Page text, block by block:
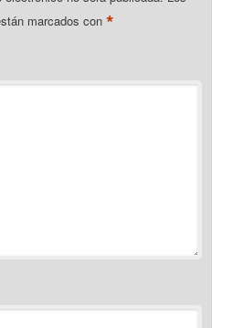
marcados con*